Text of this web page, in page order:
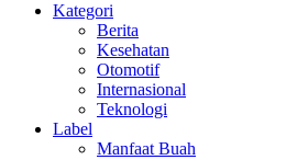
Kategori
Berita
Kesehatan
Otomotif
Internasional
Teknologi
Label
Manfaat Buah